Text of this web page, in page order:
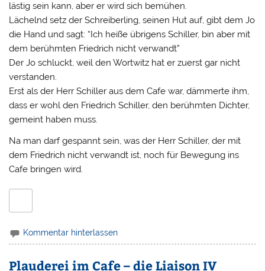
lästig sein kann, aber er wird sich bemühen.
Lächelnd setz der Schreiberling, seinen Hut auf, gibt dem Jo
die Hand und sagt: “Ich heiße übrigens Schiller, bin aber mit
dem berühmten Friedrich nicht verwandt”
Der Jo schluckt, weil den Wortwitz hat er zuerst gar nicht
verstanden.
Erst als der Herr Schiller aus dem Cafe war, dämmerte ihm,
dass er wohl den Friedrich Schiller, den berühmten Dichter,
gemeint haben muss.
Na man darf gespannt sein, was der Herr Schiller, der mit
dem Friedrich nicht verwandt ist, noch für Bewegung ins
Cafe bringen wird.
Kommentar hinterlassen
Plauderei im Cafe – die Liaison IV